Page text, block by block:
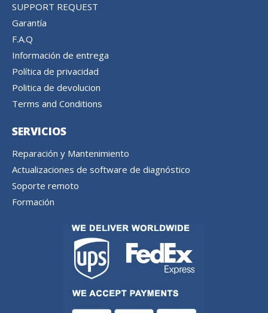
SUPPORT REQUEST
Garantía
F.A.Q
Información de entrega
Política de privacidad
Politica de devolucion
Terms and Conditions
SERVICIOS
Reparación y Mantenimiento
Actualizaciones de software de diagnóstico
Soporte remoto
Formación